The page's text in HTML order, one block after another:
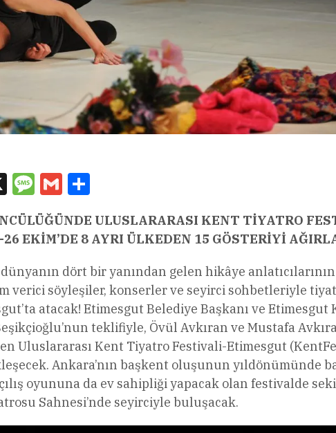
X Message
Gmail
ULUSLARARASI KENT TİYATRO
26 EKİM’DE 8 AYRI ÜLKEDEN 15 GÖSTERİYİ
dört bir yanından gelen hikâye
verici söyleşiler, konserler ve seyirci sohbetleriyle
atacak! Etimesgut Belediye Başkanı ve
teklifiyle, Övül Avkıran ve Mustafa
Uluslararası Kent Tiyatro Festivali-Etimesgut
Ankara’nın başkent oluşunun yıldönümünde
oyununa da ev sahipliği yapacak olan festivalde
Sahnesi’nde seyirciyle buluşacak.